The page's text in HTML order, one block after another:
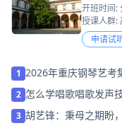
开班时间:
授课人群:
申请试
1 2026年重庆钢琴艺考
2 怎么学唱歌唱歌发声
3 胡艺锋：秉母之期盼